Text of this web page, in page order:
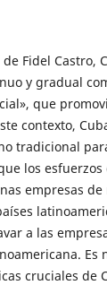
Fidel Castro,
y gradual
que
contexto,
tradicional
los esfuerzos
empresas
a las
Es
cruciales de